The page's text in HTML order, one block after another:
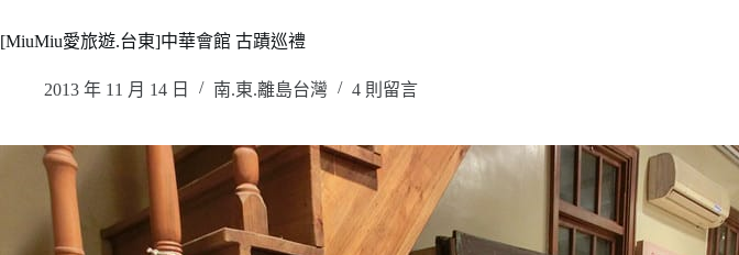
[MiuMiu愛旅遊.台東]中華會館 古蹟巡禮
2013 年 11 月 14 日 南.東.離島台灣 4 則留言